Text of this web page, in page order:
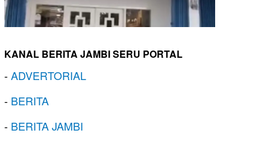
KANAL BERITA JAMBI SERU PORTAL
-ADVERTORIAL
- BERITA
- BERITA JAMBI